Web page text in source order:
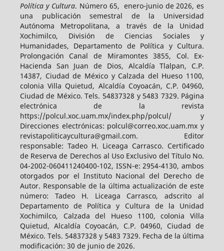
Política y Cultura. Número 65, enero-junio de 2026, es
una publicación semestral de la Universidad
Autónoma Metropolitana, a través de la Unidad
Xochimilco, División de Ciencias Sociales y
Humanidades, Departamento de Política y Cultura.
Prolongación Canal de Miramontes 3855, Col. Ex-
Hacienda San Juan de Dios, Alcaldía Tlalpan, C.P.
14387, Ciudad de México y Calzada del Hueso 1100,
colonia Villa Quietud, Alcaldía Coyoacán, C.P. 04960,
Ciudad de México. Tels. 54837328 y 5483 7329. Página
electrónica de la revista
https://polcul.xoc.uam.mx/index.php/polcul/ y
Direcciones electrónicas: polcul@correo.xoc.uam.mx y
revistapoliticaycultura@gmail.com. Editor
responsable: Tadeo H. Liceaga Carrasco. Certificado
de Reserva de Derechos al Uso Exclusivo del Título No.
04-2002-060411240400-102, ISSN-e: 2954-4130, ambos
otorgados por el Instituto Nacional del Derecho de
Autor. Responsable de la última actualización de este
número: Tadeo H. Liceaga Carrasco, adscrito al
Departamento de Política y Cultura de la Unidad
Xochimilco, Calzada del Hueso 1100, colonia Villa
Quietud, Alcaldía Coyoacán, C.P. 04960, Ciudad de
México. Tels. 54837328 y 5483 7329. Fecha de la última
modificación: 30 de junio de 2026.